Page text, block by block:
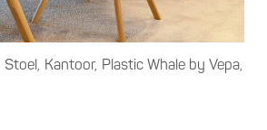
Stoel, Kantoor, Plastic Whale by Vepa,